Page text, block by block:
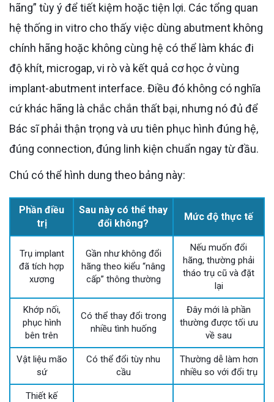
hãng” tùy ý để tiết kiệm hoặc tiện lợi. Các tổng quan
hệ thống in vitro cho thấy việc dùng abutment không
chính hãng hoặc không cùng hệ có thể làm khác đi
độ khít, microgap, vi rò và kết quả cơ học ở vùng
implant-abutment interface. Điều đó không có nghĩa
cứ khác hãng là chắc chắn thất bại, nhưng nó đủ để
Bác sĩ phải thận trọng và ưu tiên phục hình đúng hệ,
đúng connection, đúng linh kiện chuẩn ngay từ đầu.
Chú có thể hình dung theo bảng này:
Phần điều
trị
Sau này có thể thay
đổi không?
Mức độ thực tế
Trụ implant
đã tích hợp
xương
Gần như không đổi
hãng theo kiểu “nâng
cấp” thông thường
Nếu muốn đổi
hãng, thường phải
tháo trụ cũ và đặt
lại
Khớp nối,
phục hình
bên trên
Có thể thay đổi trong
nhiều tình huống
Đây mới là phần
thường được tối ưu
về sau
Vật liệu mão
sứ
Có thể đổi tùy nhu
cầu
Thường dễ làm hơn
nhiều so với đổi trụ
Thiết kế